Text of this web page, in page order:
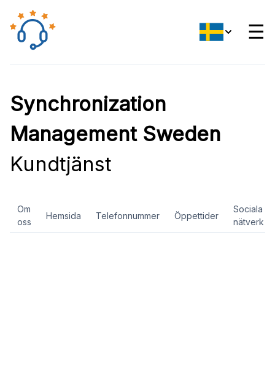
☰
Synchronization
Management Sweden
Kundtjänst
Om
oss
Hemsida Telefonnummer Öppettider
Sociala
nätverk